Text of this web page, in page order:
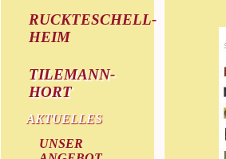
RUCKTESCHELL-
HEIM
TILEMANN-
HORT
AKTUELLES
UNSER